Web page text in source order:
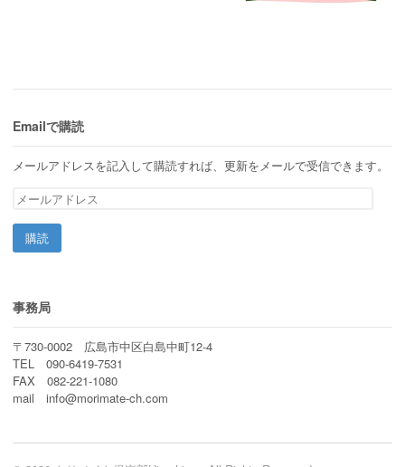
Emailで購読
メールアドレスを記入して購読すれば、更新をメールで受信できます。
メ
ル
ア
ス
事務局
〒730-0002 広島市中区白島中町12-4
TEL 090-6419-7531
FAX 082-221-1080
mail info@morimate-ch.com